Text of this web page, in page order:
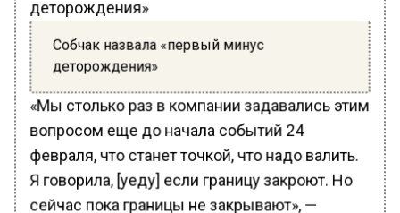
Собчак назвала «первый минус
деторождения»
«Мы столько раз в компании задавались этим
вопросом еще до начала событий 24
февраля, что станет точкой, что надо валить.
Я говорила, [уеду] если границу закроют. Но
сейчас пока границы не закрывают», —